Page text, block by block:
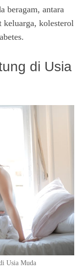
beragam, antara
keluarga, kolesterol
di Usia
Usia Muda